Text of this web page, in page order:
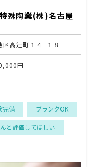
殊陶業(株)名古屋
区高辻町１４−１８
円
完備 ブランクOK
と評価してほしい